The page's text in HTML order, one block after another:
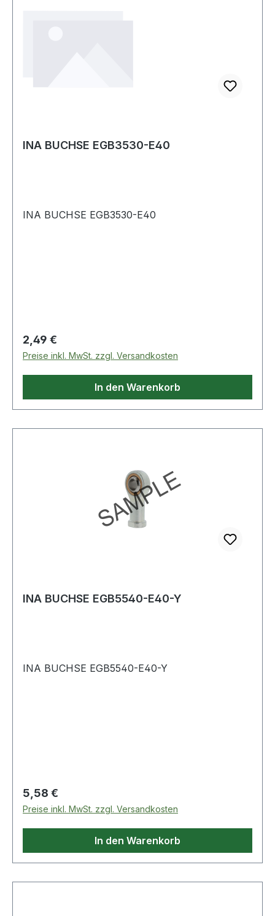
INA BUCHSE EGB3530-E40
INA BUCHSE EGB3530-E40
Regulärer Preis:
2,49 €
Preise inkl. MwSt. zzgl. Versandkosten
In den Warenkorb
INA BUCHSE EGB5540-E40-Y
INA BUCHSE EGB5540-E40-Y
Regulärer Preis:
5,58 €
Preise inkl. MwSt. zzgl. Versandkosten
In den Warenkorb